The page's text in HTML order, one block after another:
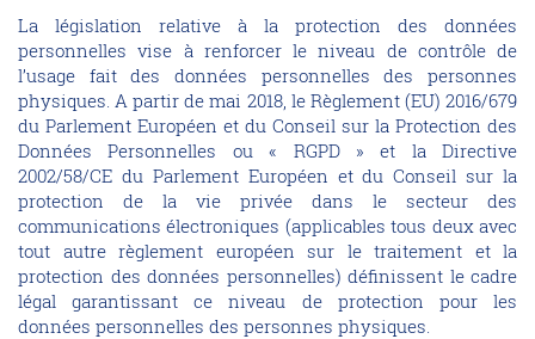
La législation relative à la protection des données
personnelles vise à renforcer le niveau de contrôle de
l’usage fait des données personnelles des personnes
physiques. A partir de mai 2018, le Règlement (EU) 2016/679
du Parlement Européen et du Conseil sur la Protection des
Données Personnelles ou « RGPD » et la Directive
2002/58/CE du Parlement Européen et du Conseil sur la
protection de la vie privée dans le secteur des
communications électroniques (applicables tous deux avec
tout autre règlement européen sur le traitement et la
protection des données personnelles) définissent le cadre
légal garantissant ce niveau de protection pour les
données personnelles des personnes physiques.